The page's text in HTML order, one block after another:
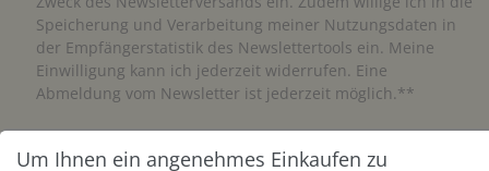
Speicherung und Verarbeitung meiner Nutzungsdaten in
der Empfängerstatistik des Newslettertools ein. Meine
Einwilligung kann ich jederzeit widerrufen. Eine
Abmeldung vom Newsletter ist jederzeit möglich.**
Abonnieren
Um Ihnen ein angenehmes Einkaufen zu